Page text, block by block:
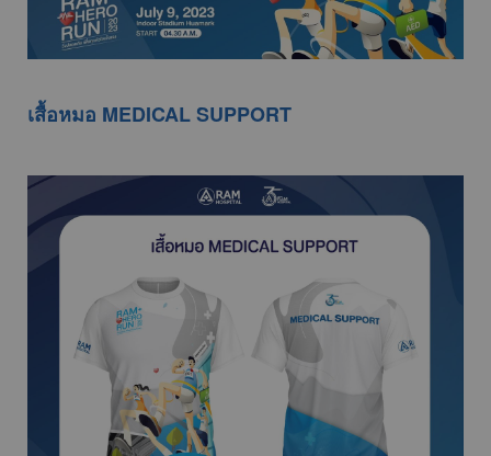
เสื้อหมอ MEDICAL SUPPORT